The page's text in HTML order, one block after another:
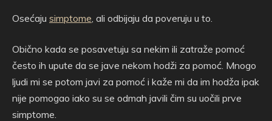
Osećaju simptome , ali odbijaju da poveruju u to.
Obično kada se posavetuju sa nekim ili zatraže pomoć
često ih upute da se jave nekom hodži za pomoć. Mnogo
ljudi mi se potom javi za pomoć i kaže mi da im hodža ipak
nije pomogao iako su se odmah javili čim su uočili prve
simptome.